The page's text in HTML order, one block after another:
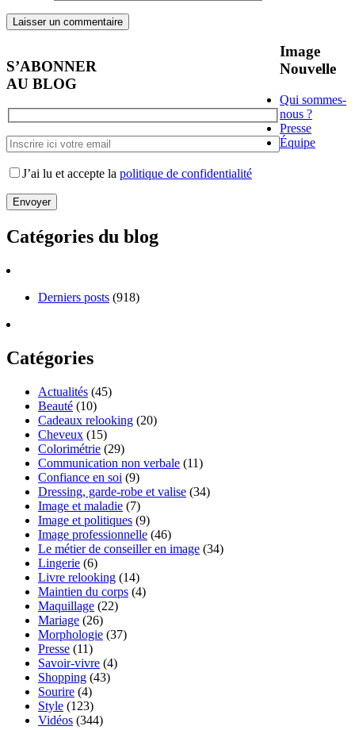
S’ABONNER
AU BLOG
J’ai lu et accepte la politique de confidentialité
Catégories du blog
Derniers posts (918)
Catégories
Actualités (45)
Beauté (10)
Cadeaux relooking (20)
Cheveux (15)
Colorimétrie (29)
Communication non verbale (11)
Confiance en soi (9)
Dressing, garde-robe et valise (34)
Image et maladie (7)
Image et politiques (9)
Image professionnelle (46)
Le métier de conseiller en image (34)
Lingerie (6)
Livre relooking (14)
Maintien du corps (4)
Maquillage (22)
Mariage (26)
Morphologie (37)
Presse (11)
Savoir-vivre (4)
Shopping (43)
Sourire (4)
Style (123)
Vidéos (344)
Image
Nouvelle
Qui sommes-
nous ?
Presse
Équipe